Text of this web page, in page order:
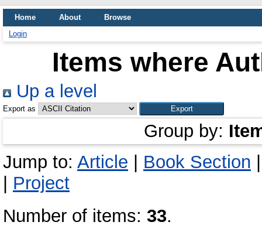
Home About
Browse
Login
Items where
Up a level
Export as
Group by:
Jump to: Article Book Section
Project
Number of items: 33.